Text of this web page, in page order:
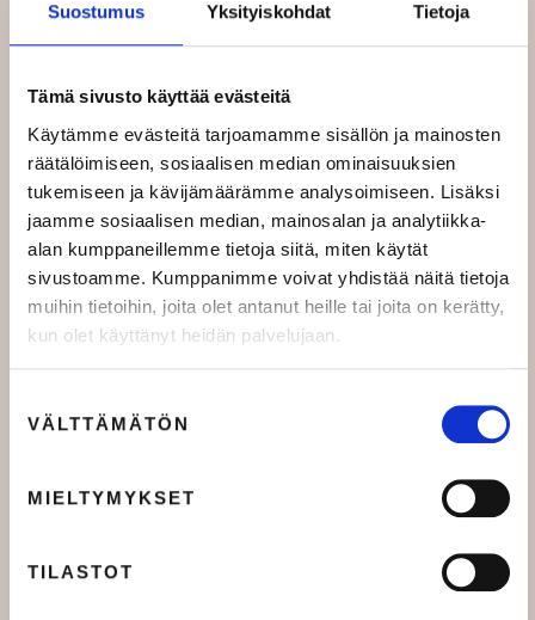
Suostumus Yksityiskohdat Tietoja
Tämä sivusto käyttää evästeitä
Käytämme evästeitä tarjoamamme sisällön ja mainosten
räätälöimiseen, sosiaalisen median ominaisuuksien
tukemiseen ja kävijämäärämme analysoimiseen. Lisäksi
jaamme sosiaalisen median, mainosalan ja analytiikka-
alan kumppaneillemme tietoja siitä, miten käytät
sivustoamme. Kumppanimme voivat yhdistää näitä tietoja
muihin tietoihin, joita olet antanut heille tai joita on kerätty,
kun olet käyttänyt heidän palvelujaan.
valinta
VÄLTTÄMÄTÖN
MIELTYMYKSET
TILASTOT
Tapahtumat
Uutiset
Video